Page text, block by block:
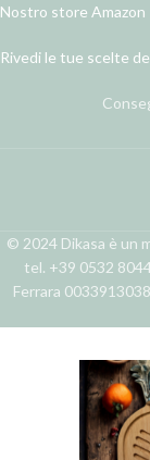
Nostro store Amazon
Rivedi le tue scelte
© 2024 Dikasa è un
tel. +39 0532
Ferrara